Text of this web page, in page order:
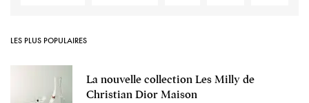
LES PLUS POPULAIRES
La nouvelle collection Les Milly de
Christian Dior Maison